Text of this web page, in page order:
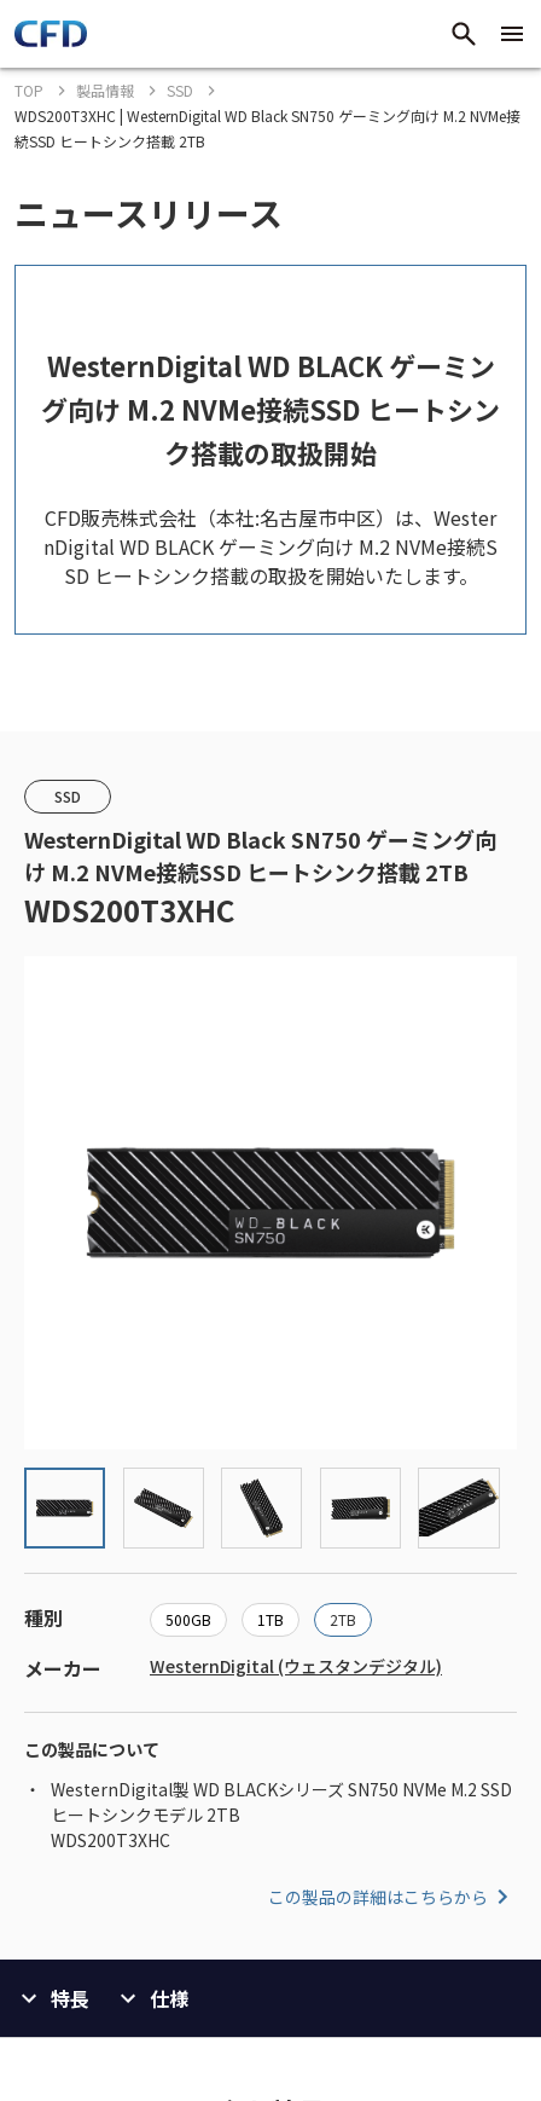
TOP 製品情報
SSD
WDS200T3XHC | WesternDigital WD Black SN750 ゲーミング向け M.2 NVMe接
続SSD ヒートシンク搭載 2TB
ニュースリリース
WesternDigital WD BLACK ゲーミン
グ向け M.2 NVMe接続SSD ヒートシン
ク搭載の取扱開始
CFD販売株式会社（本社:名古屋市中区）は、Wester
nDigital WD BLACK ゲーミング向け M.2 NVMe接続S
SD ヒートシンク搭載の取扱を開始いたします。
SSD
WesternDigital WD Black SN750 ゲーミング向
け M.2 NVMe接続SSD ヒートシンク搭載 2TB
WDS200T3XHC
種別 500GB 1TB 2TB
メーカー WesternDigital (ウェスタンデジタル)
この製品について
WesternDigital製 WD BLACKシリーズ SN750 NVMe M.2 SSD
ヒートシンクモデル 2TB
WDS200T3XHC
この製品の詳細はこちらから
特長 仕様